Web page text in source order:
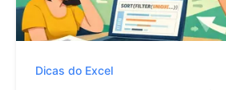
Dicas do Excel